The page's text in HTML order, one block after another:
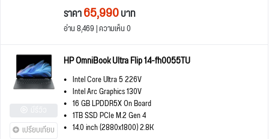
ราคา65,990บาท
อ่าน 8,469 | ความเห็น 0
เปรียบเทียบ
HP OmniBook Ultra Flip 14-fh0055TU
Intel Core Ultra 5 226V
Intel Arc Graphics 130V
16 GB LPDDR5X On Board
1TB SSD PCIe M.2 Gen 4
14.0 inch (2880x1800) 2.8K